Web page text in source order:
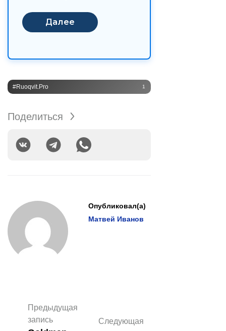
#ruoqvit.pro 1
Поделиться
Опубликовал(а)
Матвей Иванов
Предыдущая
запись
Следующая